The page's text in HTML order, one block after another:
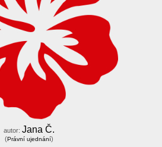
autor: Jana Č.
(Právní ujednání)